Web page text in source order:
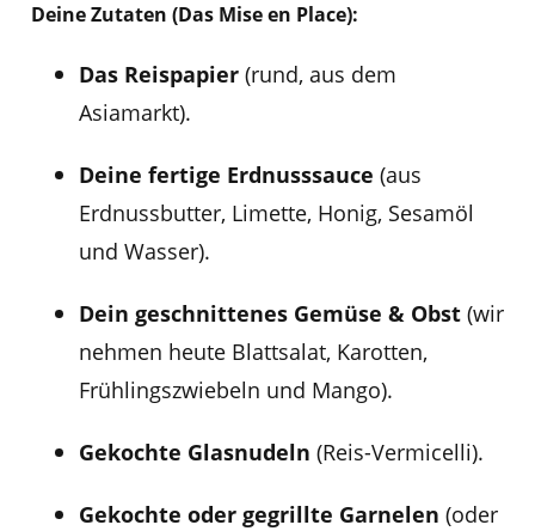
Deine Zutaten (Das Mise en Place):
Das Reispapier(rund, aus dem
Asiamarkt).
Deine fertige Erdnusssauce (aus
Erdnussbutter, Limette, Honig, Sesamöl
und Wasser).
Dein geschnittenes Gemüse & Obst(wir
nehmen heute Blattsalat, Karotten,
Frühlingszwiebeln und Mango).
Gekochte Glasnudeln (Reis-Vermicelli).
Gekochte oder gegrillte Garnelen (oder